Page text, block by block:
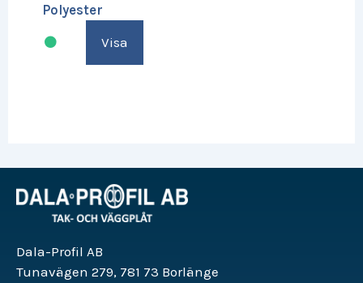
Polyester
Visa
Dala-Profil AB
Tunavägen 279, 781 73 Borlänge